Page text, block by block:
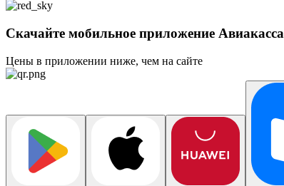
Скачайте мобильное приложение Авиакасса
Цены в приложении ниже, чем на сайте